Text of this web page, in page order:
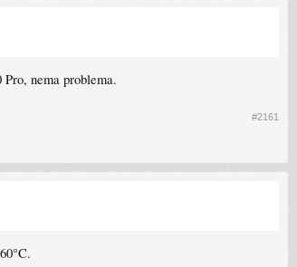
nema problema.
#2161